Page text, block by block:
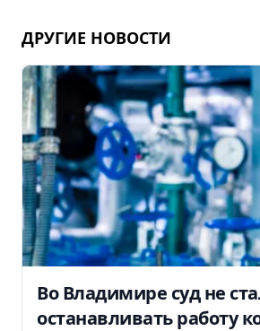
ДРУГИЕ НОВОСТИ
Во Владимире суд не
останавливать работу